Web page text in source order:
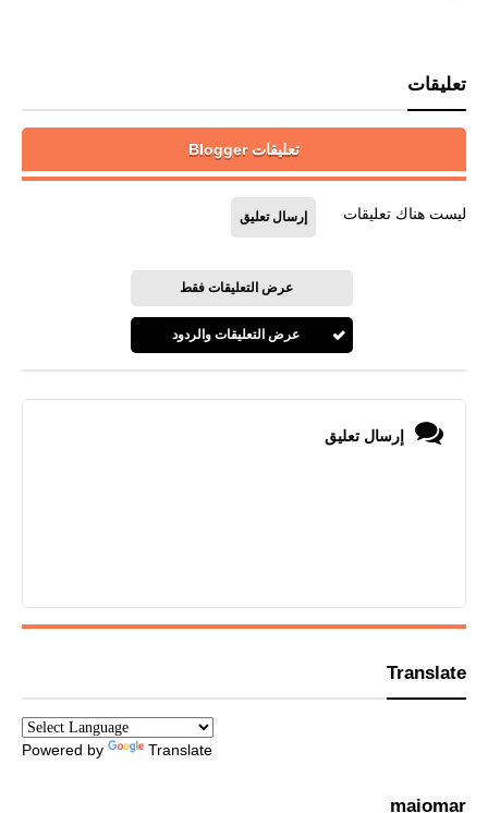
تعليقات
تعليقات Blogger
ليست هناك تعليقات إرسال تعليق
عرض التعليقات فقط
عرض التعليقات والردود
إرسال تعليق
Translate
Powered by Translate
maiomar